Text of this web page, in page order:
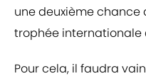
une deuxième
trophée internationale
Pour cela, il faudra